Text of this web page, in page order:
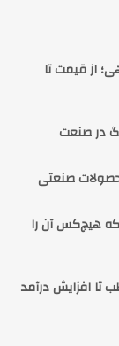
از قیمت تا
در صنعت
صنعتی
هیچ‌کس آن را